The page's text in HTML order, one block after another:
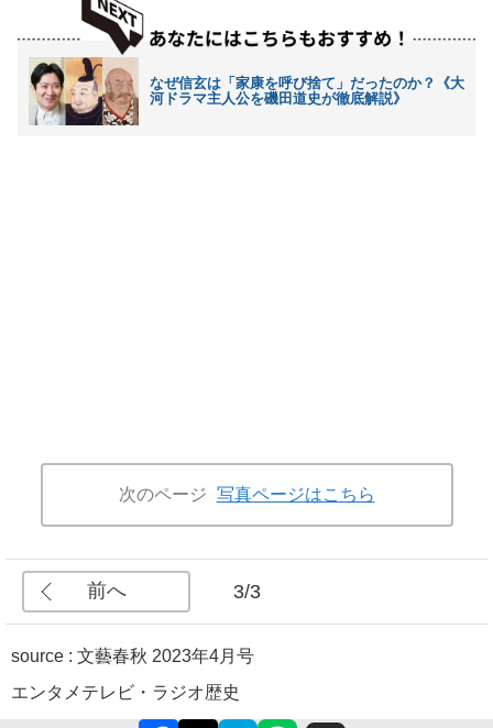
なぜ信玄は「家康を呼び捨て」だったのか？《大
河ドラマ主人公を磯田道史が徹底解説》
次のページ 写真ページはこちら
前へ 3/3
source : 文藝春秋 2023年4月号
エンタメ テレビ・ラジオ歴史